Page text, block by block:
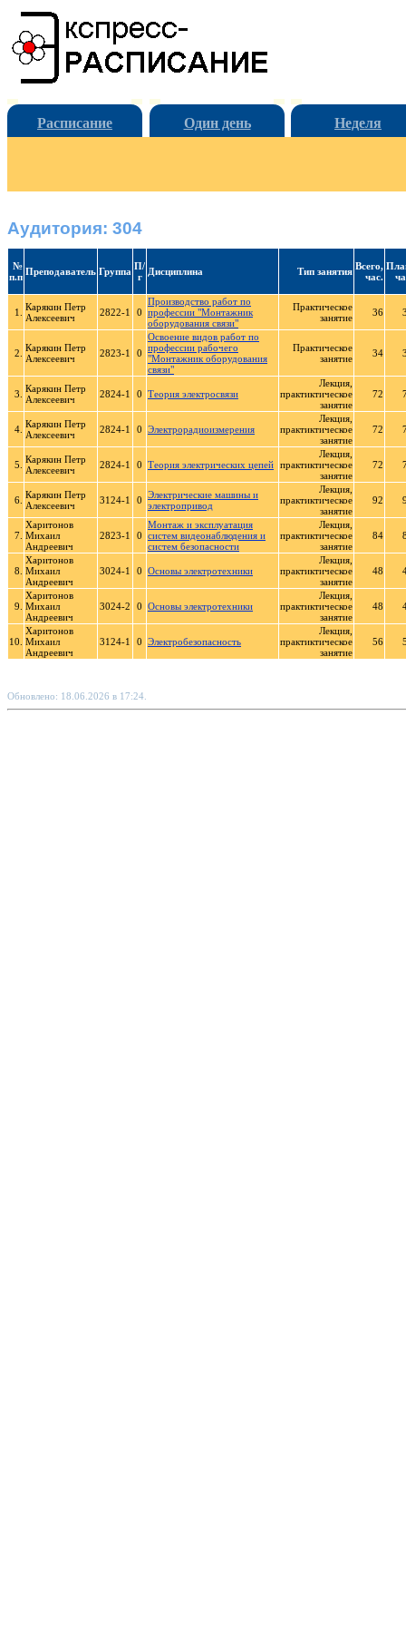
Расписание Один день Неделя
Аудитория: 304
№
п.п Преподаватель Группа П/
г
Дисциплина Тип занятия Всего,
час.
1.
Карякин Петр
Алексеевич
2822-1 0
Производство работ по
профессии "Монтажник
оборудования связи"
Практическое
занятие
36
2. Карякин Петр
Алексеевич
2823-1 0
Освоение видов работ по
профессии рабочего
"Монтажник оборудования
связи"
Практическое
занятие
34
3. Карякин Петр
Алексеевич
2824-1 0 Теория электросвязи
Лекция,
практиктическое
занятие
72
4. Карякин Петр
Алексеевич
2824-1 0 Электрорадиоизмерения
Лекция,
практиктическое
занятие
72
5. Карякин Петр
Алексеевич
2824-1 0 Теория электрических цепей
Лекция,
практиктическое
занятие
72
6. Карякин Петр
Алексеевич
3124-1 0 Электрические машины и
электропривод
Лекция,
практиктическое
занятие
92
7.
Харитонов
Михаил
Андреевич
2823-1 0
Монтаж и эксплуатация
систем видеонаблюдения и
систем безопасности
Лекция,
практиктическое
занятие
84
8.
Харитонов
Михаил
Андреевич
3024-1 0 Основы электротехники
Лекция,
практиктическое
занятие
48
9.
Харитонов
Михаил
Андреевич
3024-2 0 Основы электротехники
Лекция,
практиктическое
занятие
48
10.
Харитонов
Михаил
Андреевич
3124-1 0 Электробезопасность
Лекция,
практиктическое
занятие
56
Обновлено: 18.06.2026 в 17:24.